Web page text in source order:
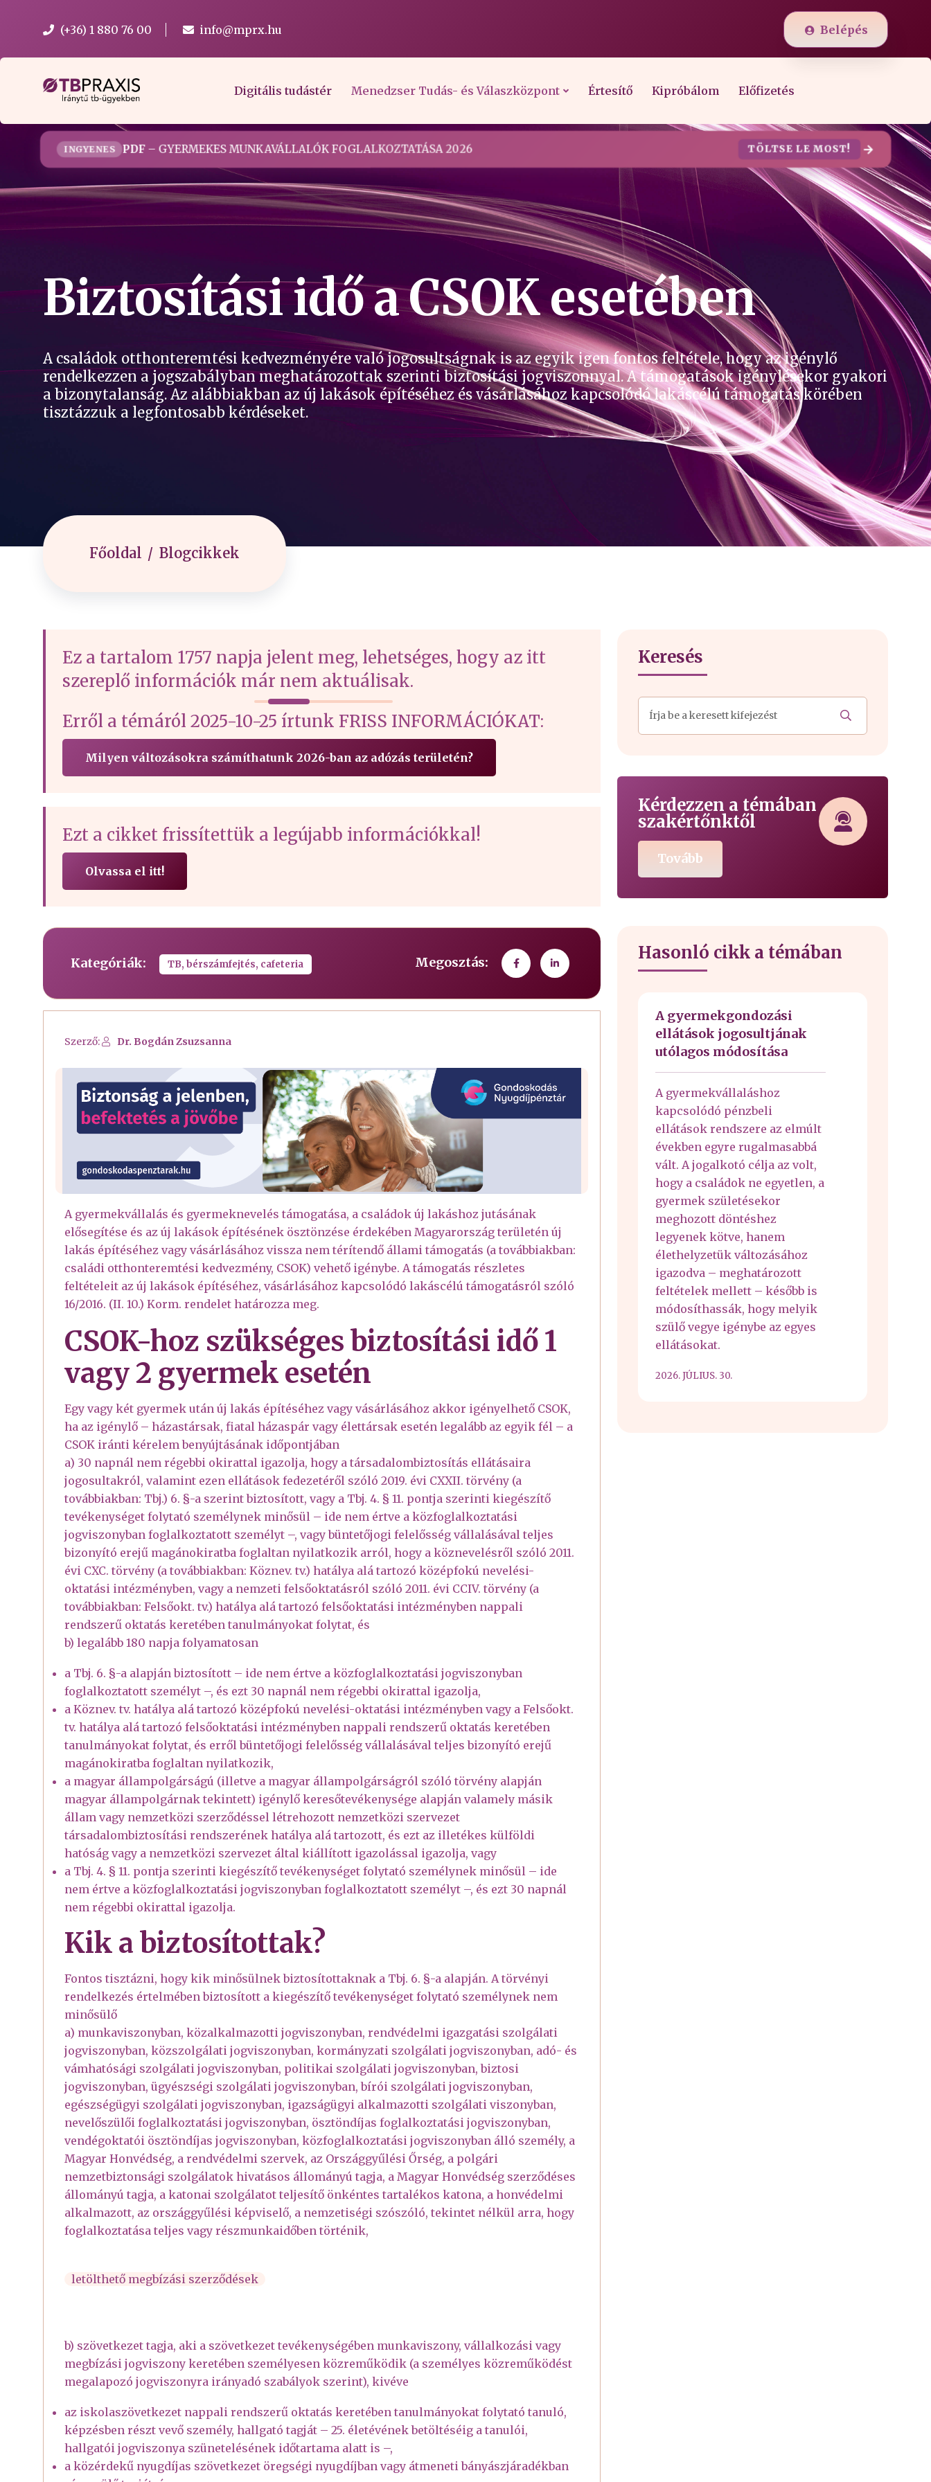
(+36) 1 880 76 00 info@mprx.hu Belépés
Digitális tudástér Menedzser Tudás- és Válaszközpont Értesítő Kipróbálom Előfizetés
INGYENES PDF– GYERMEKES MUNKAVÁLLALÓK FOGLALKOZTATÁSA 2026 TÖLTSE LE MOST!
Biztosítási idő a CSOK esetében
A családok otthonteremtési kedvezményére való jogosultságnak is az egyik igen fontos feltétele, hogy az igénylő
rendelkezzen a jogszabályban meghatározottak szerinti biztosítási jogviszonnyal. A támogatások igénylésekor gyakori
a bizonytalanság. Az alábbiakban az új lakások építéséhez és vásárlásához kapcsolódó lakáscélú támogatás körében
tisztázzuk a legfontosabb kérdéseket.
Főoldal Blogcikkek
Ez a tartalom 1757 napja jelent meg, lehetséges, hogy az itt
szereplő információk már nem aktuálisak.
Erről a témáról 2025-10-25 írtunk FRISS INFORMÁCIÓKAT:
Milyen változásokra számíthatunk 2026-ban az adózás területén?
Ezt a cikket frissítettük a legújabb információkkal!
Olvassa el itt!
Kategóriák: TB, bérszámfejtés, cafeteria Megosztás:
Szerző: Dr. Bogdán Zsuzsanna
A gyermekvállalás és gyermeknevelés támogatása, a családok új lakáshoz jutásának
elősegítése és az új lakások építésének ösztönzése érdekében Magyarország területén új
lakás építéséhez vagy vásárlásához vissza nem térítendő állami támogatás (a továbbiakban:
családi otthonteremtési kedvezmény, CSOK) vehető igénybe. A támogatás részletes
feltételeit az új lakások építéséhez, vásárlásához kapcsolódó lakáscélú támogatásról szóló
16/2016. (II. 10.) Korm. rendelet határozza meg.
CSOK-hoz szükséges biztosítási idő 1
vagy 2 gyermek esetén
Egy vagy két gyermek után új lakás építéséhez vagy vásárlásához akkor igényelhető CSOK,
ha az igénylő – házastársak, fiatal házaspár vagy élettársak esetén legalább az egyik fél – a
CSOK iránti kérelem benyújtásának időpontjában
a) 30 napnál nem régebbi okirattal igazolja, hogy a társadalombiztosítás ellátásaira
jogosultakról, valamint ezen ellátások fedezetéről szóló 2019. évi CXXII. törvény (a
továbbiakban: Tbj.) 6. §-a szerint biztosított, vagy a Tbj. 4. § 11. pontja szerinti kiegészítő
tevékenységet folytató személynek minősül – ide nem értve a közfoglalkoztatási
jogviszonyban foglalkoztatott személyt –, vagy büntetőjogi felelősség vállalásával teljes
bizonyító erejű magánokiratba foglaltan nyilatkozik arról, hogy a köznevelésről szóló 2011.
évi CXC. törvény (a továbbiakban: Köznev. tv.) hatálya alá tartozó középfokú nevelési-
oktatási intézményben, vagy a nemzeti felsőoktatásról szóló 2011. évi CCIV. törvény (a
továbbiakban: Felsőokt. tv.) hatálya alá tartozó felsőoktatási intézményben nappali
rendszerű oktatás keretében tanulmányokat folytat, és
b) legalább 180 napja folyamatosan
a Tbj. 6. §-a alapján biztosított – ide nem értve a közfoglalkoztatási jogviszonyban
foglalkoztatott személyt –, és ezt 30 napnál nem régebbi okirattal igazolja,
a Köznev. tv. hatálya alá tartozó középfokú nevelési-oktatási intézményben vagy a Felsőokt.
tv. hatálya alá tartozó felsőoktatási intézményben nappali rendszerű oktatás keretében
tanulmányokat folytat, és erről büntetőjogi felelősség vállalásával teljes bizonyító erejű
magánokiratba foglaltan nyilatkozik,
a magyar állampolgárságú (illetve a magyar állampolgárságról szóló törvény alapján
magyar állampolgárnak tekintett) igénylő keresőtevékenysége alapján valamely másik
állam vagy nemzetközi szerződéssel létrehozott nemzetközi szervezet
társadalombiztosítási rendszerének hatálya alá tartozott, és ezt az illetékes külföldi
hatóság vagy a nemzetközi szervezet által kiállított igazolással igazolja, vagy
a Tbj. 4. § 11. pontja szerinti kiegészítő tevékenységet folytató személynek minősül – ide
nem értve a közfoglalkoztatási jogviszonyban foglalkoztatott személyt –, és ezt 30 napnál
nem régebbi okirattal igazolja.
Kik a biztosítottak?
Fontos tisztázni, hogy kik minősülnek biztosítottaknak a Tbj. 6. §-a alapján. A törvényi
rendelkezés értelmében biztosított a kiegészítő tevékenységet folytató személynek nem
minősülő
a) munkaviszonyban, közalkalmazotti jogviszonyban, rendvédelmi igazgatási szolgálati
jogviszonyban, közszolgálati jogviszonyban, kormányzati szolgálati jogviszonyban, adó- és
vámhatósági szolgálati jogviszonyban, politikai szolgálati jogviszonyban, biztosi
jogviszonyban, ügyészségi szolgálati jogviszonyban, bírói szolgálati jogviszonyban,
egészségügyi szolgálati jogviszonyban, igazságügyi alkalmazotti szolgálati viszonyban,
nevelőszülői foglalkoztatási jogviszonyban, ösztöndíjas foglalkoztatási jogviszonyban,
vendégoktatói ösztöndíjas jogviszonyban, közfoglalkoztatási jogviszonyban álló személy, a
Magyar Honvédség, a rendvédelmi szervek, az Országgyűlési Őrség, a polgári
nemzetbiztonsági szolgálatok hivatásos állományú tagja, a Magyar Honvédség szerződéses
állományú tagja, a katonai szolgálatot teljesítő önkéntes tartalékos katona, a honvédelmi
alkalmazott, az országgyűlési képviselő, a nemzetiségi szószóló, tekintet nélkül arra, hogy
foglalkoztatása teljes vagy részmunkaidőben történik,
letölthető megbízási szerződések
b) szövetkezet tagja, aki a szövetkezet tevékenységében munkaviszony, vállalkozási vagy
megbízási jogviszony keretében személyesen közreműködik (a személyes közreműködést
megalapozó jogviszonyra irányadó szabályok szerint), kivéve
az iskolaszövetkezet nappali rendszerű oktatás keretében tanulmányokat folytató tanuló,
képzésben részt vevő személy, hallgató tagját – 25. életévének betöltéséig a tanulói,
hallgatói jogviszonya szünetelésének időtartama alatt is –,
a közérdekű nyugdíjas szövetkezet öregségi nyugdíjban vagy átmeneti bányászjáradékban
Keresés
Kérdezzen a témában
szakértőnktől
Tovább
Hasonló cikk a témában
A gyermekgondozási
ellátások jogosultjának
utólagos módosítása
A gyermekvállaláshoz
kapcsolódó pénzbeli
ellátások rendszere az elmúlt
években egyre rugalmasabbá
vált. A jogalkotó célja az volt,
hogy a családok ne egyetlen, a
gyermek születésekor
meghozott döntéshez
legyenek kötve, hanem
élethelyzetük változásához
igazodva – meghatározott
feltételek mellett – később is
módosíthassák, hogy melyik
szülő vegye igénybe az egyes
ellátásokat.
2026. JÚLIUS. 30.